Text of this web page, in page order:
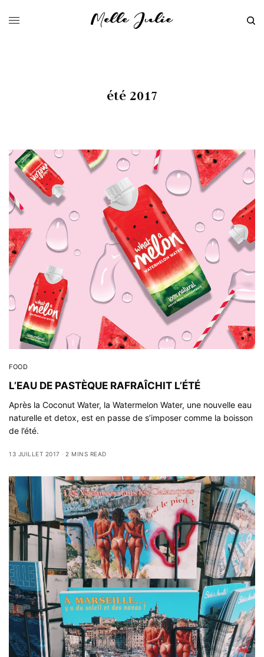
été 2017
FOOD
L’EAU DE PASTÈQUE RAFRAÎCHIT L’ÉTÉ
Après la Coconut Water, la Watermelon Water, une nouvelle eau
naturelle et detox, est en passe de s’imposer comme la boisson
de l’été.
13 JUILLET 2017 2 MINS READ